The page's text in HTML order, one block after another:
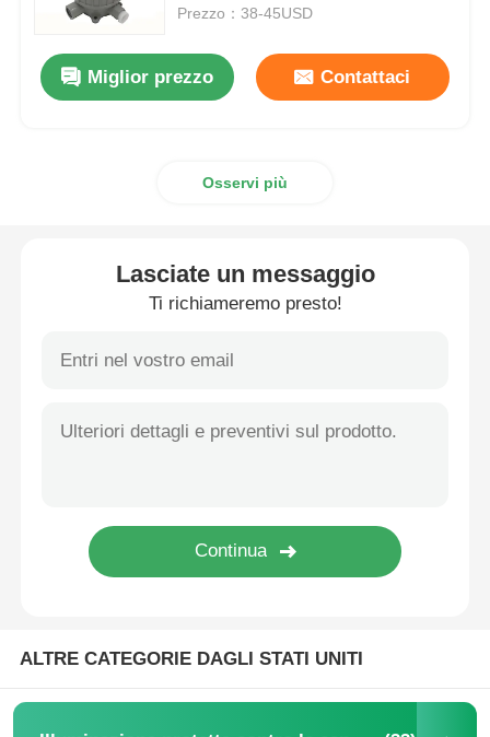
Casella a prova di esplosione
Glandole di cavi a prova di esplosione
spina ed incavo protetti contro le esplosioni
Prezzo：38-45USD
Miglior prezzo Contattaci
Osservi più
Lasciate un messaggio
Ti richiameremo presto!
ALTRE CATEGORIE DAGLI STATI UNITI